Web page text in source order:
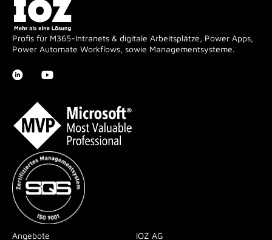
Profis für M365-Intranets & digitale Arbeitsplätze, Power Apps,
Power Automate Workflows, sowie Managementsysteme.
Angebote IOZ AG